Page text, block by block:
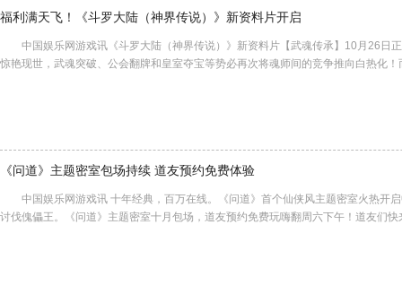
福利满天飞！《斗罗大陆（神界传说）》新资料片开启
中国娱乐网游戏讯《斗罗大陆（神界传说）》新资料片【武魂传承】10月26日
惊艳现世，武魂突破、公会翻牌和皇室夺宝等势必再次将魂师间的竞争推向白热化
《问道》主题密室包场持续 道友预约免费体验
中国娱乐网游戏讯 十年经典，百万在线。《问道》首个仙侠风主题密室火热开
讨伐傀儡王。《问道》主题密室十月包场，道友预约免费玩嗨翻周六下午！道友们